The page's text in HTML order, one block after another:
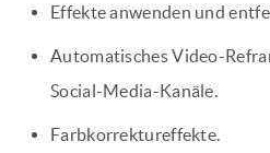
Effekte anwenden und
Automatisches Video-
Social-Media-Kanäle.
Farbkorrektureffekte.